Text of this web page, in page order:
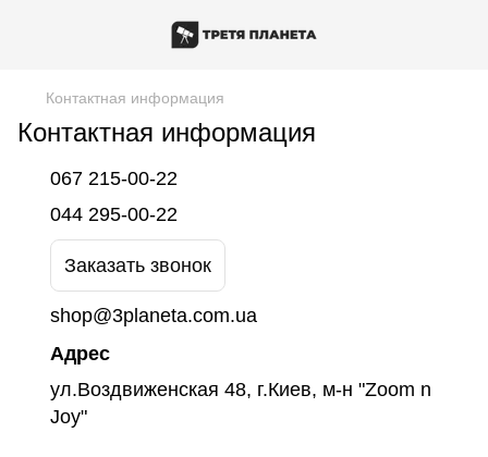
Контактная информация
Контактная информация
067 215-00-22
044 295-00-22
Заказать звонок
shop@3planeta.com.ua
Адрес
ул.Воздвиженская 48, г.Киев, м-н "Zoom n
Joy"